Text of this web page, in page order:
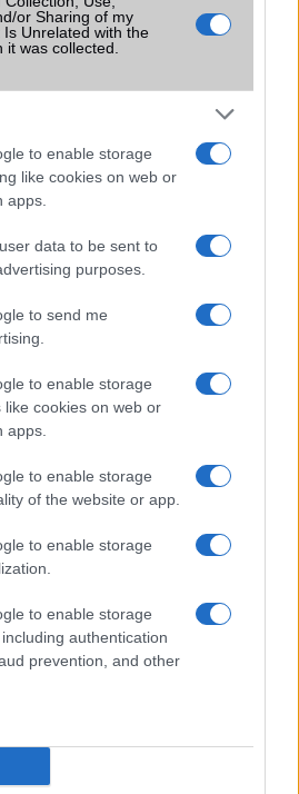
or Sharing of my
Unrelated with the
was collected.
to enable storage
like cookies on web or
apps.
data to be sent to
purposes.
to send me
to enable storage
like cookies on web or
apps.
to enable storage
of the website or app.
to enable storage
to enable storage
authentication
prevention, and other
között!
és Adatkezelési Tájékoztatót
A Google